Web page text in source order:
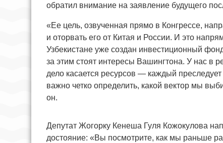
обратил внимание на заявление будущего
«Ее цель, озвученная прямо в Конгрессе,
и оторвать его от Китая и России. И это
Узбекистане уже создан инвестиционный
за этим стоят интересы Вашингтона. У нас в
дело касается ресурсов — каждый
важно четко определить, какой вектор мы
он.
Депутат Жогорку Кенеша Гуля Кожокулова
достояние: «Вы посмотрите, как мы раньше